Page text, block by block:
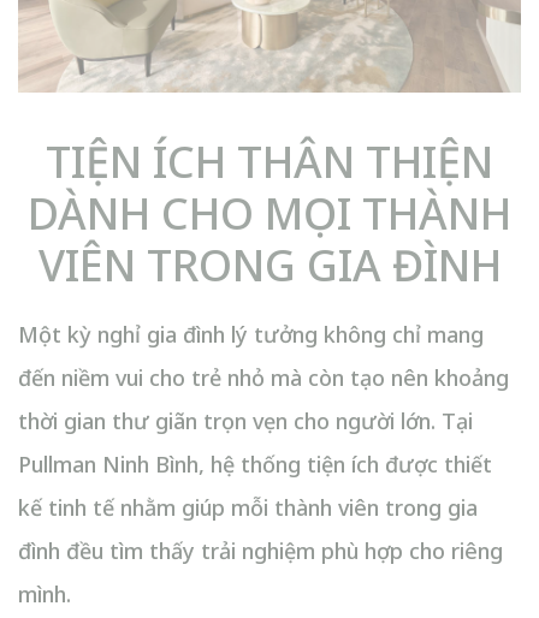
TIỆN ÍCH THÂN THIỆN
DÀNH CHO MỌI THÀNH
VIÊN TRONG GIA ĐÌNH
Một kỳ nghỉ gia đình lý tưởng không chỉ mang
đến niềm vui cho trẻ nhỏ mà còn tạo nên khoảng
thời gian thư giãn trọn vẹn cho người lớn. Tại
Pullman Ninh Bình, hệ thống tiện ích được thiết
kế tinh tế nhằm giúp mỗi thành viên trong gia
đình đều tìm thấy trải nghiệm phù hợp cho riêng
mình.